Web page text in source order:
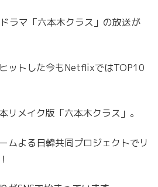
ラマ「六本木クラス」の放送が
ットした今もNetflixではTOP10
リメイク版「六本木クラス」。
ムよる日韓共同プロジェクトでリ